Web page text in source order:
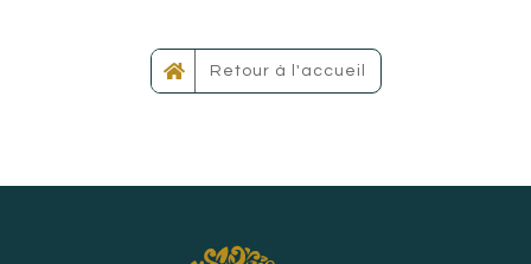
Retour à l'accueil